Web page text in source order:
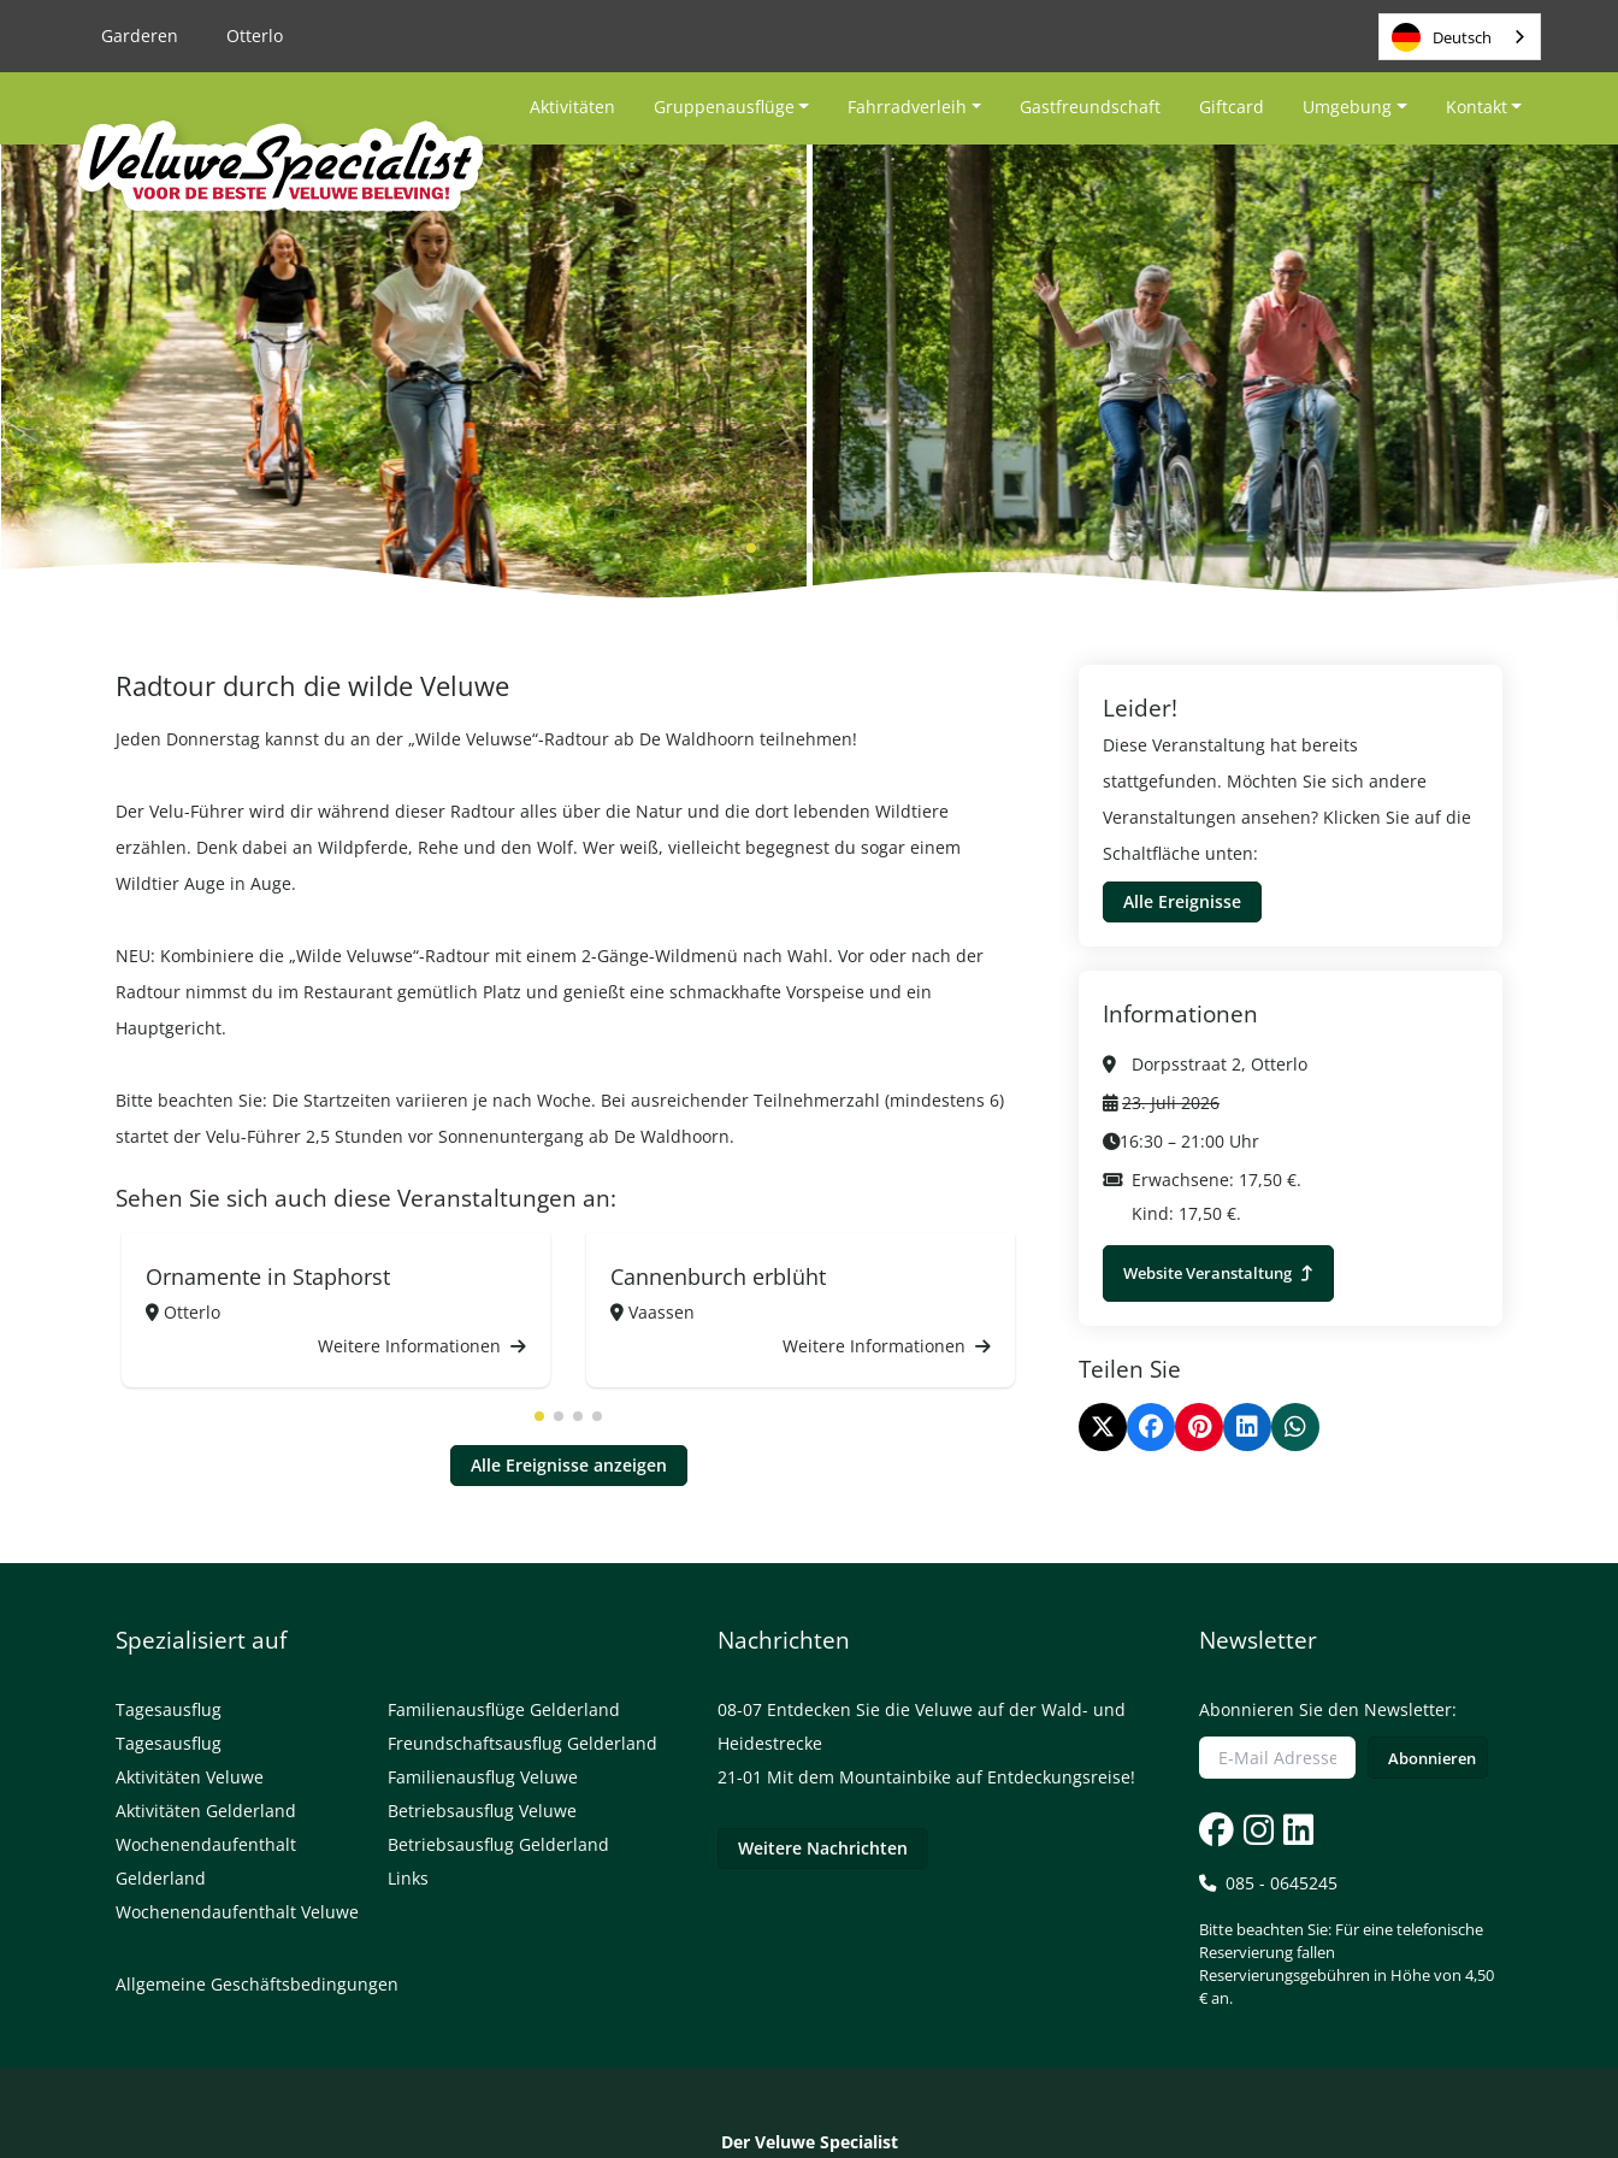
Garderen Otterlo Deutsch
Aktivitäten Gruppenausflüge Fahrradverleih Gastfreundschaft Giftcard Umgebung Kontakt
Radtour durch die wilde Veluwe
Jeden Donnerstag kannst du an der „Wilde Veluwse“-Radtour ab De Waldhoorn teilnehmen!
Der Velu-Führer wird dir während dieser Radtour alles über die Natur und die dort lebenden Wildtiere
erzählen. Denk dabei an Wildpferde, Rehe und den Wolf. Wer weiß, vielleicht begegnest du sogar einem
Wildtier Auge in Auge.
NEU: Kombiniere die „Wilde Veluwse“-Radtour mit einem 2-Gänge-Wildmenü nach Wahl. Vor oder nach der
Radtour nimmst du im Restaurant gemütlich Platz und genießt eine schmackhafte Vorspeise und ein
Hauptgericht.
Bitte beachten Sie: Die Startzeiten variieren je nach Woche. Bei ausreichender Teilnehmerzahl (mindestens 6)
startet der Velu-Führer 2,5 Stunden vor Sonnenuntergang ab De Waldhoorn.
Sehen Sie sich auch diese Veranstaltungen an:
Ornamente in Staphorst
Otterlo
Weitere Informationen
Cannenburch erblüht
Vaassen
Weitere Informationen
Radtour durch die wilde Veluwe
Alle Ereignisse anzeigen
Leider!
Diese Veranstaltung hat bereits
stattgefunden. Möchten Sie sich andere
Veranstaltungen ansehen? Klicken Sie auf die
Schaltfläche unten:
Alle Ereignisse
Informationen
Dorpsstraat 2, Otterlo
23. Juli 2026
16:30 – 21:00 Uhr
Erwachsene: 17,50 €.
Kind: 17,50 €.
Website Veranstaltung
Teilen Sie
Spezialisiert auf
Tagesausflug
Tagesausflug
Aktivitäten Veluwe
Aktivitäten Gelderland
Wochenendaufenthalt
Gelderland
Wochenendaufenthalt Veluwe
Familienausflüge Gelderland
Freundschaftsausflug Gelderland
Familienausflug Veluwe
Betriebsausflug Veluwe
Betriebsausflug Gelderland
Links
Allgemeine Geschäftsbedingungen
Nachrichten
08-07 Entdecken Sie die Veluwe auf der Wald- und
Heidestrecke
21-01 Mit dem Mountainbike auf Entdeckungsreise!
Weitere Nachrichten
Newsletter
Abonnieren Sie den Newsletter:
085 - 0645245
Bitte beachten Sie: Für eine telefonische
Reservierung fallen
Reservierungsgebühren in Höhe von 4,50
€ an.
Der Veluwe Specialist